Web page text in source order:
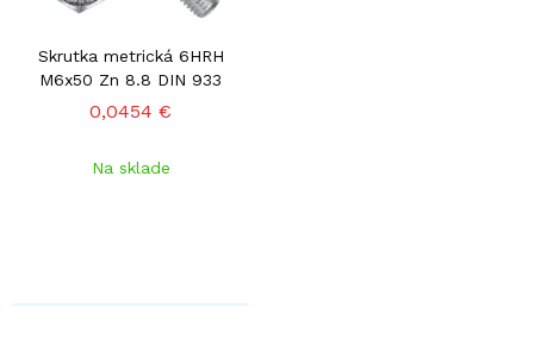
Skrutka metrická 6HRH
M6x50 Zn 8.8 DIN 933
0,0454 €
Na sklade